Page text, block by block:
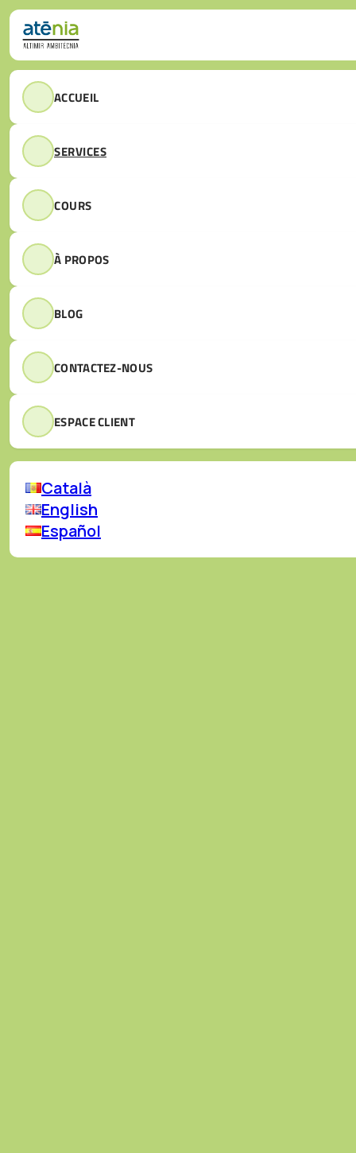
Passer au contenu principalPasser au pied de page
ACCUEIL
SERVICES
COURS
À PROPOS
BLOG
CONTACTEZ-NOUS
ESPACE CLIENT
Català
English
Español